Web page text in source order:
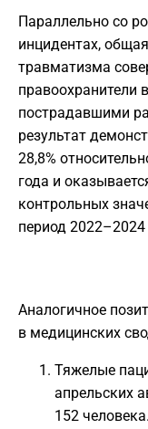
Параллельно со
инцидентах,
травматизма
правоохранители
пострадавшими
результат
28,8%
года и
контрольных
период 2022–2024
Аналогичное
в медицинских
Тяжелые
апрельских
152